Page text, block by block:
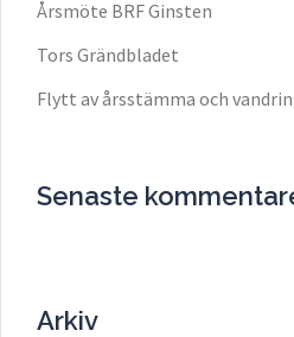
Årsmöte BRF Ginsten
Tors Grändbladet
Flytt av årsstämma och
Senaste
Arkiv